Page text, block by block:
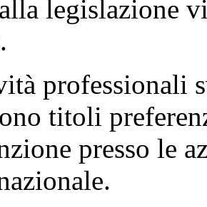
legislazione
professionali
titoli
presso le